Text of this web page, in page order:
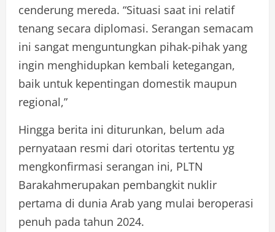
cenderung mereda. “Situasi saat ini relatif
tenang secara diplomasi. Serangan semacam
ini sangat menguntungkan pihak-pihak yang
ingin menghidupkan kembali ketegangan,
baik untuk kepentingan domestik maupun
regional,”
Hingga berita ini diturunkan, belum ada
pernyataan resmi dari otoritas tertentu yg
mengkonfirmasi serangan ini, PLTN
Barakahmerupakan pembangkit nuklir
pertama di dunia Arab yang mulai beroperasi
penuh pada tahun 2024.